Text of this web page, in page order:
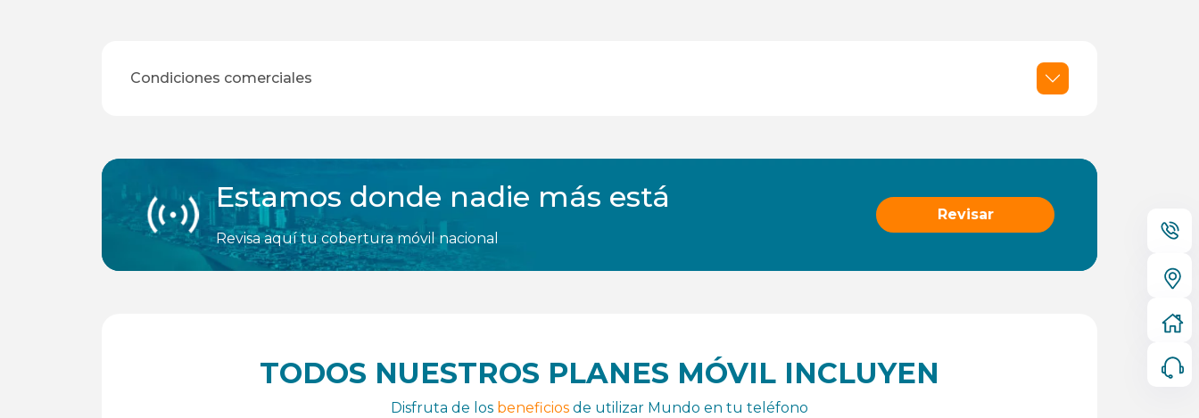
Condiciones comerciales
Estamos donde nadie más está
Revisa aquí tu cobertura móvil nacional
Revisar
TODOS NUESTROS PLANES MÓVIL INCLUYEN
Disfruta de los beneficios de utilizar Mundo en tu teléfono